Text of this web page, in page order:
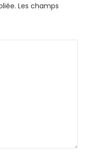
Les champs